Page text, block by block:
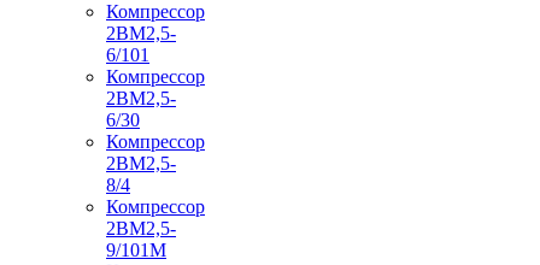
Компрессор
2ВМ2,5-
6/101
Компрессор
2ВМ2,5-
6/30
Компрессор
2ВМ2,5-
8/4
Компрессор
2ВМ2,5-
9/101М